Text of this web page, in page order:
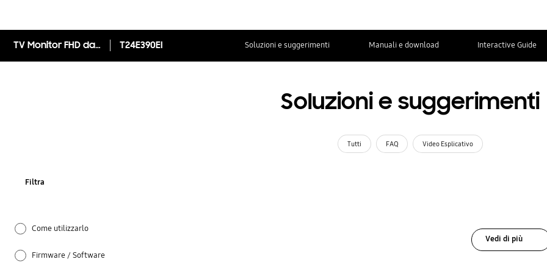
TV Monitor FHD da 24" T24E390EI T24E390EI Soluzioni e suggerimenti Manuali e download Interactive Guide
Soluzioni e suggerimenti
Tutti FAQ Video Esplicativo
Filtra
Come utilizzarlo
Firmware / Software
Vedi di più